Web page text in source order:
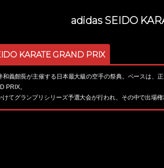
adidas SEIDO
KARATE GRAND PRIX
和義館長が主催する日本最大級の空手の祭典。ベースは
PRIX。
てグランプリシリーズ予選大会が行われ、その中で出場